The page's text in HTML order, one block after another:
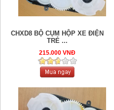
CHXD8 BỘ CỤM HỘP XE ĐIỆN
TRẺ ...
215.000 VNĐ